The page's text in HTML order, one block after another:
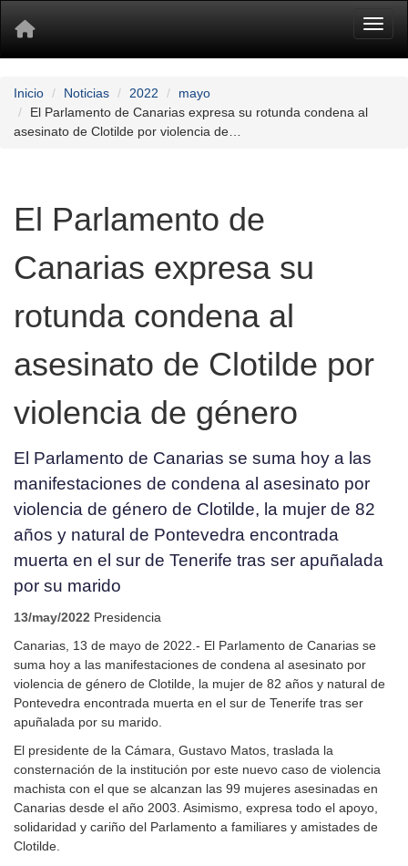
Inicio Noticias 2022
mayo
El Parlamento de Canarias expresa su rotunda condena al
asesinato de Clotilde por violencia de…
El Parlamento de
Canarias expresa su
rotunda condena al
asesinato de Clotilde por
violencia de género
El Parlamento de Canarias se suma hoy a las
manifestaciones de condena al asesinato por
violencia de género de Clotilde, la mujer de 82
años y natural de Pontevedra encontrada
muerta en el sur de Tenerife tras ser apuñalada
por su marido
13/may/2022 Presidencia
Canarias, 13 de mayo de 2022.- El Parlamento de Canarias se
suma hoy a las manifestaciones de condena al asesinato por
violencia de género de Clotilde, la mujer de 82 años y natural de
Pontevedra encontrada muerta en el sur de Tenerife tras ser
apuñalada por su marido.
El presidente de la Cámara, Gustavo Matos, traslada la
consternación de la institución por este nuevo caso de violencia
machista con el que se alcanzan las 99 mujeres asesinadas en
Canarias desde el año 2003. Asimismo, expresa todo el apoyo,
solidaridad y cariño del Parlamento a familiares y amistades de
Clotilde.